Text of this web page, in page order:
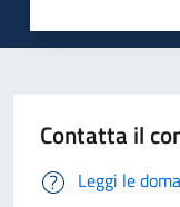
Contatta il
Leggi le